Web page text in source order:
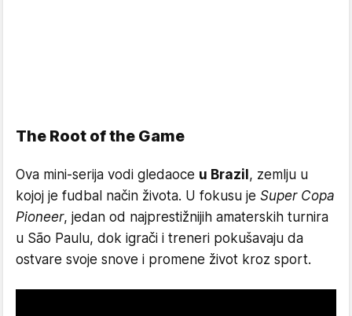
The Root of the Game
Ova mini-serija vodi gledaoce u Brazil, zemlju u
kojoj je fudbal način života. U fokusu je Super Copa
Pioneer, jedan od najprestižnijih amaterskih turnira
u São Paulu, dok igrači i treneri pokušavaju da
ostvare svoje snove i promene život kroz sport.